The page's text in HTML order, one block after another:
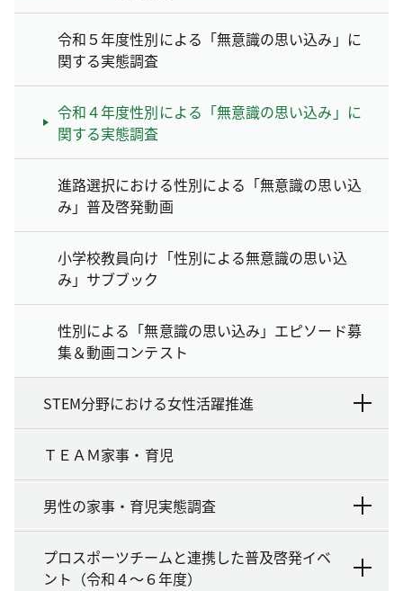
令和５年度性別による「無意識の思い込み」に
関する実態調査
令和４年度性別による「無意識の思い込み」に
関する実態調査
進路選択における性別による「無意識の思い込
み」普及啓発動画
小学校教員向け「性別による無意識の思い込
み」サブブック
性別による「無意識の思い込み」エピソード募
集＆動画コンテスト
STEM分野における女性活躍推進
ＴＥＡＭ家事・育児
男性の家事・育児実態調査
プロスポーツチームと連携した普及啓発イベ
ント（令和４～６年度）